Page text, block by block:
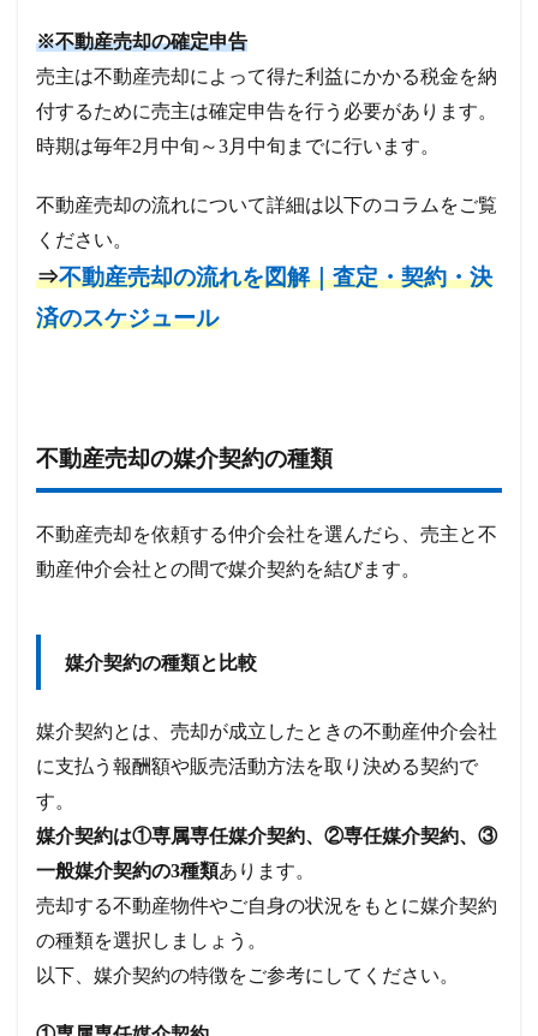
※不動産売却の確定申告
売主は不動産売却によって得た利益にかかる税金を納
付するために売主は確定申告を行う必要があります。
時期は毎年2月中旬～3月中旬までに行います。
不動産売却の流れについて詳細は以下のコラムをご覧
ください。
⇒不動産売却の流れを図解｜査定・契約・決
済のスケジュール
不動産売却の媒介契約の種類
不動産売却を依頼する仲介会社を選んだら、売主と不
動産仲介会社との間で媒介契約を結びます。
媒介契約の種類と比較
媒介契約とは、売却が成立したときの不動産仲介会社
に支払う報酬額や販売活動方法を取り決める契約で
す。
媒介契約は①専属専任媒介契約、②専任媒介契約、③
一般媒介契約の3種類あります。
売却する不動産物件やご自身の状況をもとに媒介契約
の種類を選択しましょう。
以下、媒介契約の特徴をご参考にしてください。